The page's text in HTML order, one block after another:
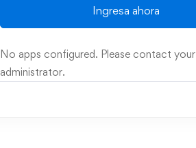
Ingresa ahora
No apps configured. Please contact your
administrator.